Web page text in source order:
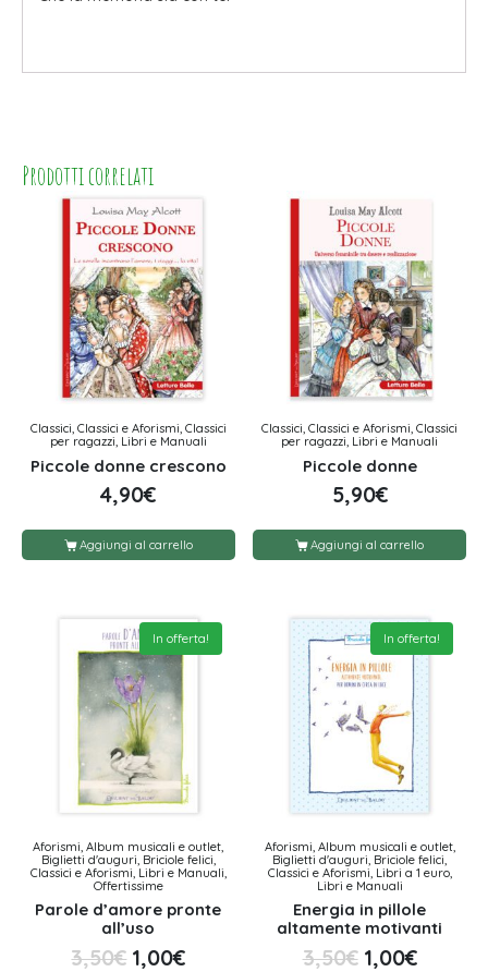
Prodotti correlati
Classici, Classici e Aforismi, Classici
per ragazzi, Libri e Manuali
Piccole donne crescono
4,90€
Aggiungi al carrello
Classici, Classici e Aforismi, Classici
per ragazzi, Libri e Manuali
Piccole donne
5,90€
Aggiungi al carrello
In offerta!
Aforismi, Album musicali e outlet,
Biglietti d'auguri, Briciole felici,
Classici e Aforismi, Libri e Manuali,
Offertissime
Parole d’amore pronte
all’uso
3,50€ 1,00€
In offerta!
Aforismi, Album musicali e outlet,
Biglietti d'auguri, Briciole felici,
Classici e Aforismi, Libri a 1 euro,
Libri e Manuali
Energia in pillole
altamente motivanti
3,50€ 1,00€